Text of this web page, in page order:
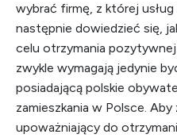
wybrać firmę, z której
następnie dowiedzieć się,
celu otrzymania
zwykle wymagają jedynie
posiadającą polskie
zamieszkania w Polsce.
upoważniający do